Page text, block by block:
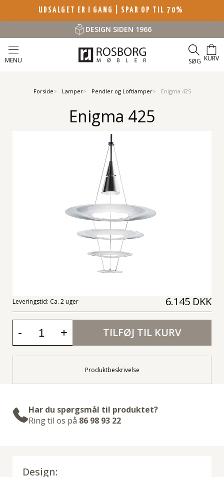
UDSALGET ER I GANG | SPAR OP TIL 70%
DESIGN SIDEN 1966
MENU SØG KURV
Forside Lamper Pendler og Loftlamper Enigma 425
Enigma 425
Leveringstid: Ca. 2 uger 6.145 DKK
- + TILFØJ TIL KURV
Produktbeskrivelse
Har du spørgsmål til produktet?
Ring til os på 86 98 93 22
Design: